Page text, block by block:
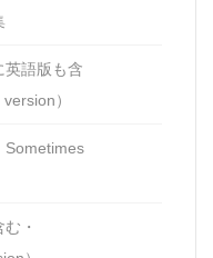
英語版も含
）
Sometimes
・